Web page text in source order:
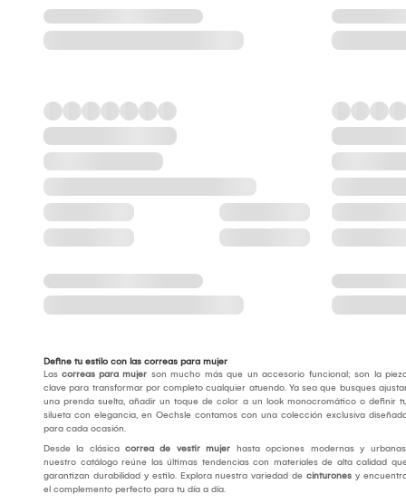
Define tu estilo con las correas para mujer
Las correas para mujer son mucho más que un accesorio funcional; son la
clave para transformar por completo cualquier atuendo. Ya sea que busques
una prenda suelta, añadir un toque de color a un look monocromático o definir
silueta con elegancia, en Oechsle contamos con una colección exclusiva
para cada ocasión.
Desde la clásica correa de vestir mujer hasta opciones modernas y
nuestro catálogo reúne las últimas tendencias con materiales de alta calidad
garantizan durabilidad y estilo. Explora nuestra variedad de cinturones y
el complemento perfecto para tu día a día.